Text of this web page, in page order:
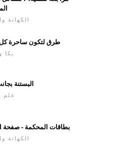
الكهانة
50 طرق لتكون ساحرة
يكا
البستنة
علم
بطاقات المحكمة - صفحة
الكهانة